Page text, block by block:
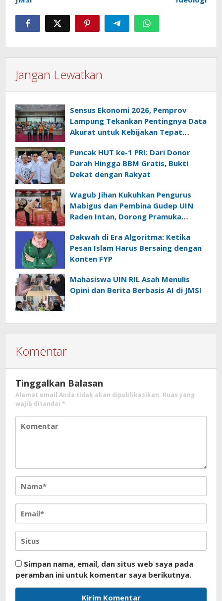
Jangan Lewatkan
Sensus Ekonomi 2026, Pemprov
Lampung Tekankan Pentingnya Data
Akurat untuk Kebijakan Tepat
Puncak HUT ke-1 PRI: Dari Donor
Darah Hingga BBM Gratis, Bukti
Dekat dengan Rakyat
Wagub Jihan Kukuhkan Pengurus
Mabigus dan Pembina Gudep UIN
Raden Intan, Dorong Pramuka
Dakwah di Era Algoritma: Ketika
Pesan Islam Harus Bersaing dengan
Konten FYP
Mahasiswa UIN RIL Asah Menulis
Opini dan Berita Berbasis AI di JMSI
Komentar
Tinggalkan Balasan
Alamat email Anda tidak akan dipublikasikan. Ruas yang
wajib ditandai *
Simpan nama, email, dan situs web saya pada
peramban ini untuk komentar saya berikutnya.